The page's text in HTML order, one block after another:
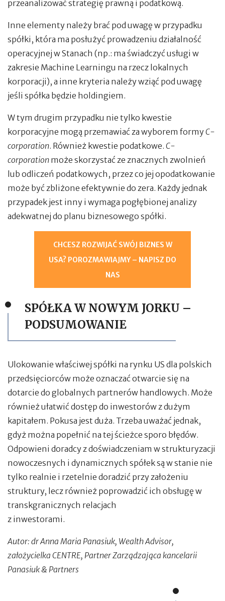
przeanalizować strategię prawną i podatkową.
Inne elementy należy brać pod uwagę w przypadku
spółki, która ma posłużyć prowadzeniu działalność
operacyjnej w Stanach (np.: ma świadczyć usługi w
zakresie Machine Learningu na rzecz lokalnych
korporacji), a inne kryteria należy wziąć pod uwagę
jeśli spółka będzie holdingiem.
W tym drugim przypadku nie tylko kwestie
korporacyjne mogą przemawiać za wyborem formy C-
corporation. Również kwestie podatkowe. C-
corporation może skorzystać ze znacznych zwolnień
lub odliczeń podatkowych, przez co jej opodatkowanie
może być zbliżone efektywnie do zera. Każdy jednak
przypadek jest inny i wymaga pogłębionej analizy
adekwatnej do planu biznesowego spółki.
CHCESZ ROZWIJAĆ SWÓJ BIZNES W
USA? POROZMAWIAJMY – NAPISZ DO
NAS
SPÓŁKA W NOWYM JORKU –
PODSUMOWANIE
Ulokowanie właściwej spółki na rynku US dla polskich
przedsięciorców może oznaczać otwarcie się na
dotarcie do globalnych partnerów handlowych. Może
również ułatwić dostęp do inwestorów z dużym
kapitałem. Pokusa jest duża. Trzeba uważać jednak,
gdyż można popełnić na tej ścieżce sporo błędów.
Odpowieni doradcy z doświadczeniam w strukturyzacji
nowoczesnych i dynamicznych spółek są w stanie nie
tylko realnie i rzetelnie doradzić przy założeniu
struktury, lecz również poprowadzić ich obsługę w
transkgranicznych relacjach
z inwestorami.
Autor: dr Anna Maria Panasiuk, Wealth Advisor,
założycielka CENTRE, Partner Zarządzająca kancelarii
Panasiuk & Partners